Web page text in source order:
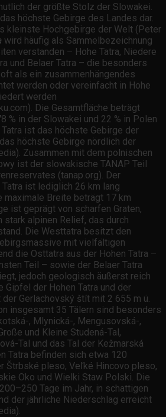
der größte Stolz der Slowakei.
höchste Gebirge des Landes dar.
kleinste Hochgebirge der Welt (Peter
wird häufig als Sammelbezeichnung
verstanden – Hohe Tatra, Niedere
und Belaer Tatra – die besonders
als ein zusammenhängendes
werden oder vereinfacht in Hohe
werden
Die Gesamtfläche beträgt
% in der Slowakei und 22 % in Polen
ist das höchste Gebirge der
höchste Gebirge nördlich der
Zusammen mit dem polnischen
ist der slowakische TANAP Teil
(tanap.org). Der
ist lediglich 26 km lang
maximale Breite beträgt 17 km
ist geprägt von scharfen Graten,
stark alpinen Relief, das durch
Die Westtatra besitzt den
mit vielfältigen
die Osttatra aus der Hohen Tatra –
Teil – sowie der Belaer Tatra
jedoch geologisch äußerst reich
Gipfel der Hohen Tatra und der
Gerlachovský štít mit 2 655 m ü.
insgesamt 35 Tälern sind besonders
, Mlynická-, Mengusovská-,
und Kleine Studená-Tal,
Tal und das Tal der Kežmarská
Tatra befinden sich etwa 120
Štrbské pleso, Veľké Hincovo pleso,
Oko und Wielki Staw Polski. Die
Tage im Jahr, in schattigen
der jährliche Niederschlag erreicht